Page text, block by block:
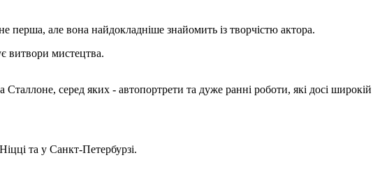
але вона найдокладніше знайомить із творчістю актора.
витвори мистецтва.
серед яких - автопортрети та дуже ранні роботи, які досі
та у Санкт-Петербурзі.